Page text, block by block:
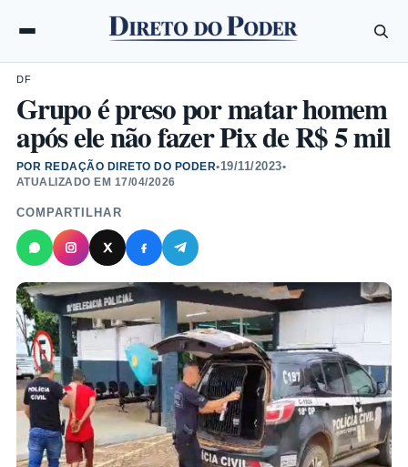
DF
Grupo é preso por matar homem
após ele não fazer Pix de R$ 5 mil
POR REDAÇÃO DIRETO DO PODER•19/11/2023•
ATUALIZADO EM 17/04/2026
COMPARTILHAR